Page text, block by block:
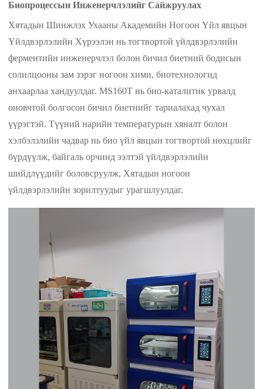
Биопроцессын Инженерчлэлийг Сайжруулах
Хятадын Шинжлэх Ухааны Академийн Ногоон Үйл явцын
Үйлдвэрлэлийн Хүрээлэн нь тогтвортой үйлдвэрлэлийн
ферментийн инженерчлэл болон бичил биетний бодисын
солилцооны зам зэрэг ногоон хими, биотехнологид
анхаарлаа хандуулдаг. MS160T нь био-каталитик урвалд
оновчтой болгосон бичил биетнийг тариалахад чухал
үүрэгтэй. Түүний нарийн температурын хяналт болон
хэлбэлзлийн чадвар нь био үйл явцын тогтвортой нөхцлийг
бүрдүүлж, байгаль орчинд ээлтэй үйлдвэрлэлийн
шийдлүүдийг боловсруулж, Хятадын ногоон
үйлдвэрлэлийн зорилтуудыг урагшлуулдаг.